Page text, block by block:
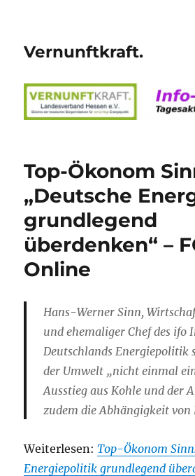
Vernunftkraft.
Top-Ökonom
„Deutsche
grundlegend
überdenken“ –
Online
Hans-Werner Sinn,
und ehemaliger Chef des
Deutschlands Energiepolitik
der Umwelt „nicht einmal
Ausstieg aus Kohle und der
zudem die Abhängigkeit von
Weiterlesen:Top-Ökonom
Energiepolitik grundlegend